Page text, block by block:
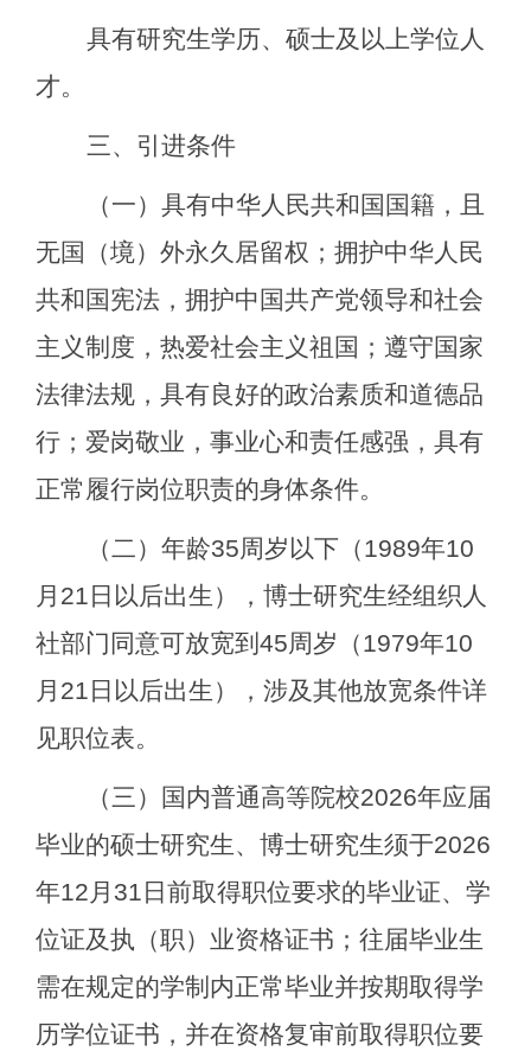
具有研究生学历、硕士及以上学位人
才。
三、引进条件
（一）具有中华人民共和国国籍，且
无国（境）外永久居留权；拥护中华人民
共和国宪法，拥护中国共产党领导和社会
主义制度，热爱社会主义祖国；遵守国家
法律法规，具有良好的政治素质和道德品
行；爱岗敬业，事业心和责任感强，具有
正常履行岗位职责的身体条件。
（二）年龄35周岁以下（1989年10
月 21 日以后出生），博士研究生经组织人
社部门同意可放宽到 45周岁（1979年10
月 21 日以后出生）
，涉及其他放宽条件详
见职位表。
（三）国内普通高等院校2026年应届
毕业的硕士研究生、博士研究生须于2026
年12月 31 日前取得职位要求的毕业证、学
位证及执（职）业资格证书；往届毕业生
需在规定的学制内正常毕业并按期取得学
历学位证书，并在资格复审前取得职位要